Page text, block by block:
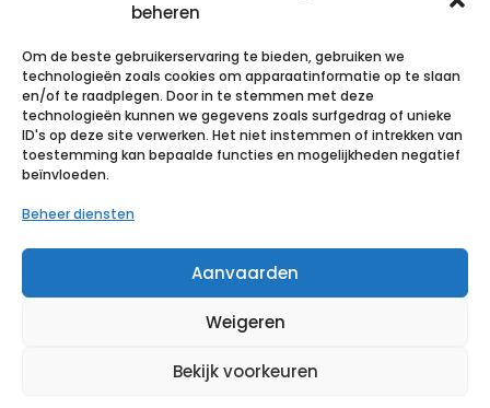
beheren
Om de beste gebruikerservaring te bieden, gebruiken we
technologieën zoals cookies om apparaatinformatie op te slaan
en/of te raadplegen. Door in te stemmen met deze
technologieën kunnen we gegevens zoals surfgedrag of unieke
ID's op deze site verwerken. Het niet instemmen of intrekken van
toestemming kan bepaalde functies en mogelijkheden negatief
beïnvloeden.
Beheer diensten
Aanvaarden
Weigeren
Bekijk voorkeuren
Pehazell
37x57cm
ongebleekt
3x5kg
Voeg toe aan verlanglijst
MoliCare Pr
Fixpnt longl XL
25 p/s
Voeg toe aan verlanglijst